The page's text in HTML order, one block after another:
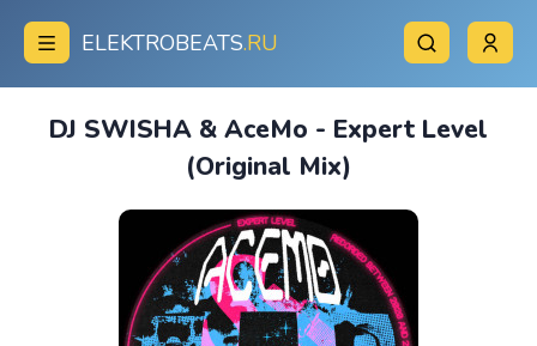
ELEKTROBEATS.RU
DJ SWISHA & AceMo - Expert Level
(Original Mix)